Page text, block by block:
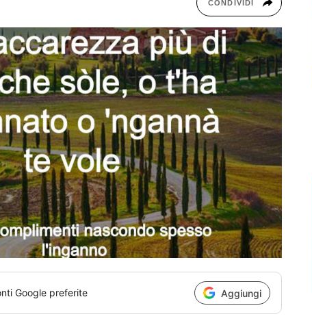
CONDIVIDI
Google preferite Aggiungi